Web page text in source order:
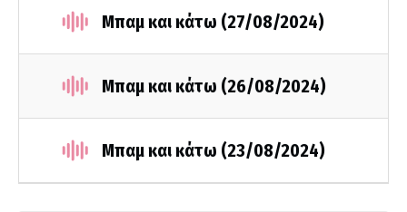
Μπαμ και κάτω (27/08/2024)
Μπαμ και κάτω (26/08/2024)
Μπαμ και κάτω (23/08/2024)